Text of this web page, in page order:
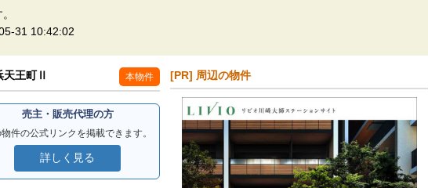
31 10:42:02
天王町Ⅱ 本物件
売主・販売代理の方
件の公式リンクを掲載できます。
詳しく見る
[PR] 周辺の物件